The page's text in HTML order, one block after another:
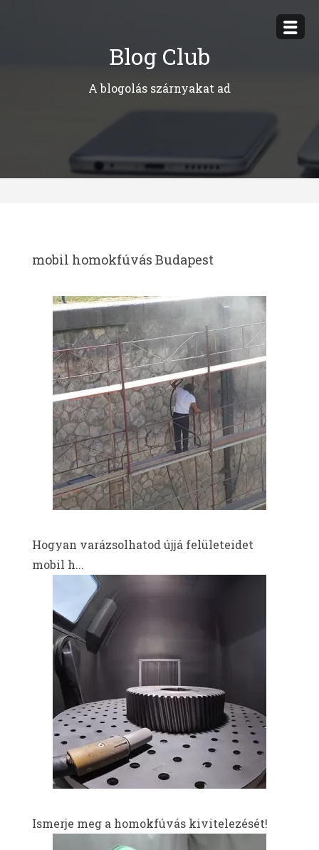
Blog Club
A blogolás szárnyakat ad
mobil homokfúvás Budapest
Hogyan varázsolhatod újjá felületeidet
mobil h...
Ismerje meg a homokfúvás kivitelezését!